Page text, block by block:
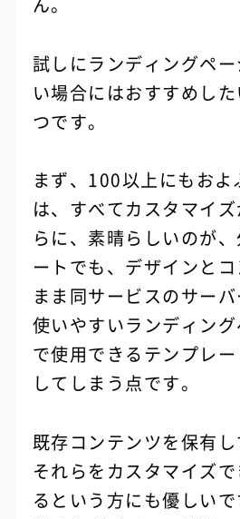
試しにランディングペ
い場合にはおすすめし
つです。
まず、100以上にもおよ
は、すべてカスタマイ
らに、素晴らしいのが
ートでも、デザインと
まま同サービスのサーバ
使いやすいランディン
で使用できるテンプレ
してしまう点です。
既存コンテンツを保有し
それらをカスタマイズ
るという方にも優しいで